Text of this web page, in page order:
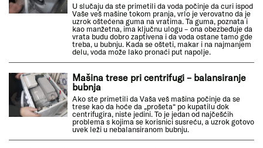
U slučaju da ste primetili da voda počinje da curi ispod
Vaše veš mašine tokom pranja, vrlo je verovatno da je
uzrok oštećena guma na vratima. Ta guma, poznata i
kao manžetna, ima ključnu ulogu – ona obezbeđuje da
vrata budu dobro zaptivena i da voda ostane tamo gde
treba, u bubnju. Kada se ošteti, makar i na najmanjem
delu, voda može lako pronaći put napolje.
Mašina trese pri centrifugi – balansiranje
bubnja
Ako ste primetili da Vaša veš mašina počinje da se
trese kao da hoće da „prošeta“ po kupatilu dok
centrifugira, niste jedini. To je jedan od najčešćih
problema s kojima se korisnici susreću, a uzrok gotovo
uvek leži u nebalansiranom bubnju.